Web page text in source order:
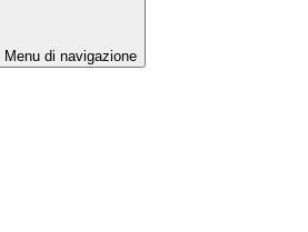
Menu di navigazione